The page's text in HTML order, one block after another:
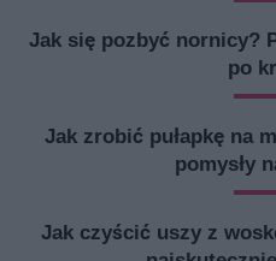
Jak się pozbyć nornicy?
po
Jak zrobić pułapkę na
pomysły
Jak czyścić uszy z